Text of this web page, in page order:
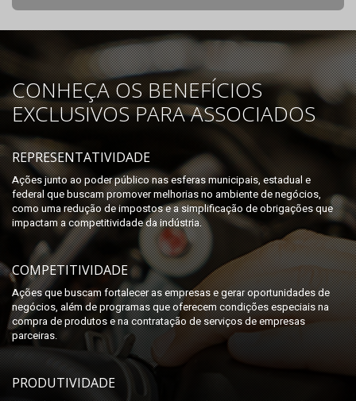
CONHEÇA OS BENEFÍCIOS
EXCLUSIVOS PARA ASSOCIADOS
REPRESENTATIVIDADE
Ações junto ao poder público nas esferas municipais, estadual e
federal que buscam promover melhorias no ambiente de negócios,
como uma redução de impostos e a simplificação de obrigações que
impactam a competitividade da indústria.
COMPETITIVIDADE
Ações que buscam fortalecer as empresas e gerar oportunidades de
negócios, além de programas que oferecem condições especiais na
compra de produtos e na contratação de serviços de empresas
parceiras.
PRODUTIVIDADE